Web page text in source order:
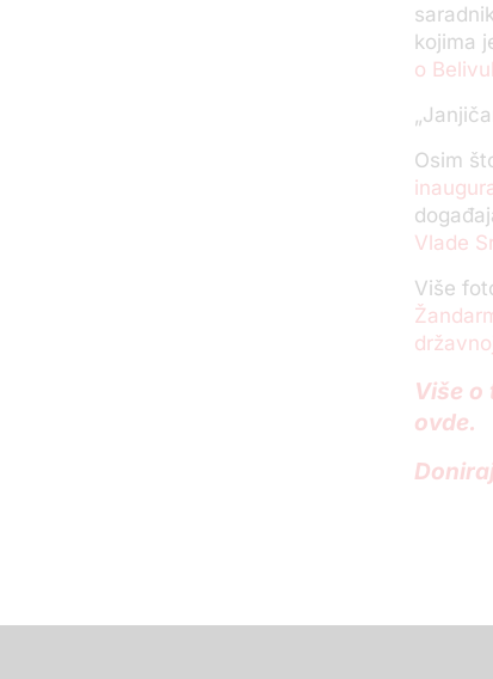
kojima
o
Osim
Vlade
Više
Više o
ovde.